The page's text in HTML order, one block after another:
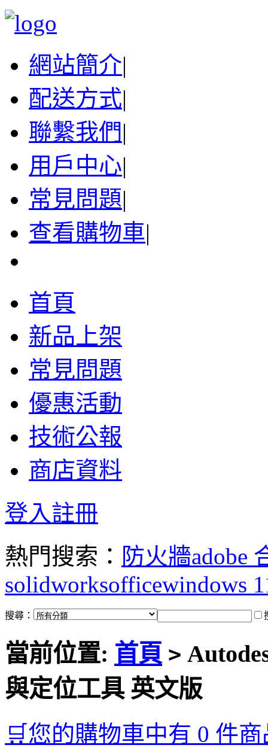
網站簡介|
配送方式|
聯繫我們|
用戶中心|
常見問題|
查看購物車|
首頁
新品上架
常見問題
優惠活動
技術公報
商店資料
登入註冊
熱門搜索： 防火牆adobe
solidworksofficewindows
搜尋：
當前位置: 首頁 >
與定位工具 英文版
🛒您的購物車中有 0 件